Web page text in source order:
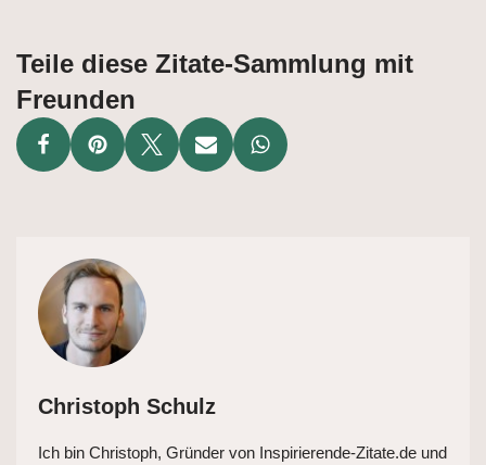
Teile diese Zitate-Sammlung mit
Freunden
Christoph Schulz
Ich bin Christoph, Gründer von Inspirierende-Zitate.de und